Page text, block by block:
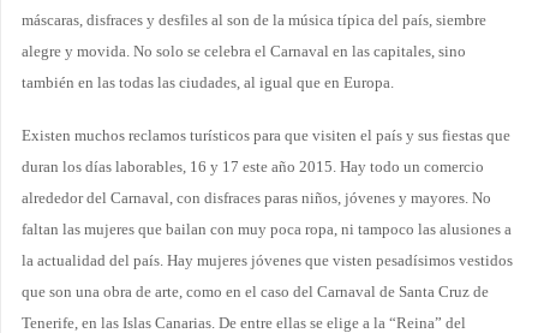
máscaras, disfraces y desfiles al son de la música típica del país, siembre
alegre y movida. No solo se celebra el Carnaval en las capitales, sino
también en las todas las ciudades, al igual que en Europa.
Existen muchos reclamos turísticos para que visiten el país y sus fiestas que
duran los días laborables, 16 y 17 este año 2015. Hay todo un comercio
alrededor del Carnaval, con disfraces paras niños, jóvenes y mayores. No
faltan las mujeres que bailan con muy poca ropa, ni tampoco las alusiones a
la actualidad del país. Hay mujeres jóvenes que visten pesadísimos vestidos
que son una obra de arte, como en el caso del Carnaval de Santa Cruz de
Tenerife, en las Islas Canarias. De entre ellas se elige a la “Reina” del